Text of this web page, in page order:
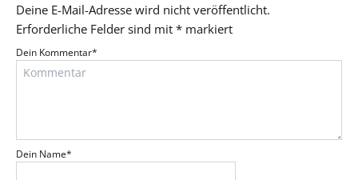
Deine E-Mail-Adresse wird nicht veröffentlicht.
Erforderliche Felder sind mit * markiert
Dein Kommentar*
Dein Name*